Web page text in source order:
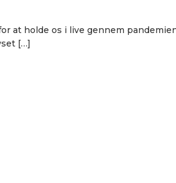
at holde os i live gennem
[…]